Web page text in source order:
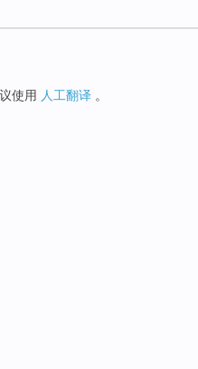
使用 人工翻译 。